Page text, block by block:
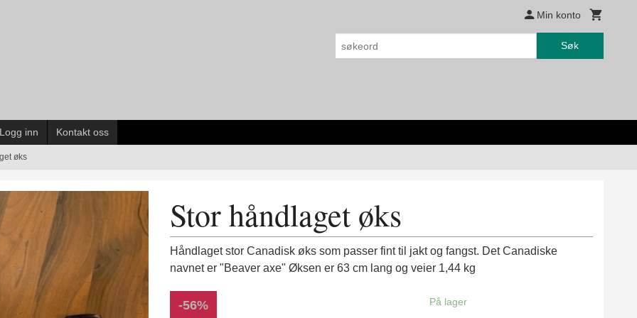
Min konto
Søk
Logg inn Kontakt oss
øks
Stor håndlaget øks
Håndlaget stor Canadisk øks som passer fint til jakt og fangst. Det Canadiske
navnet er "Beaver axe" Øksen er 63 cm lang og veier 1,44 kg
-56% På lager